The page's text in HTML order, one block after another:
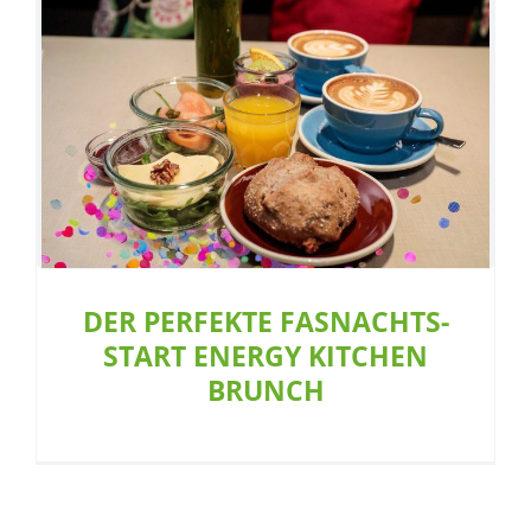
DER PERFEKTE FASNACHTS-START
ENERGY KITCHEN BRUNCH
Aktion Restaurant
DER PERFEKTE FASNACHTS-
START ENERGY KITCHEN
BRUNCH